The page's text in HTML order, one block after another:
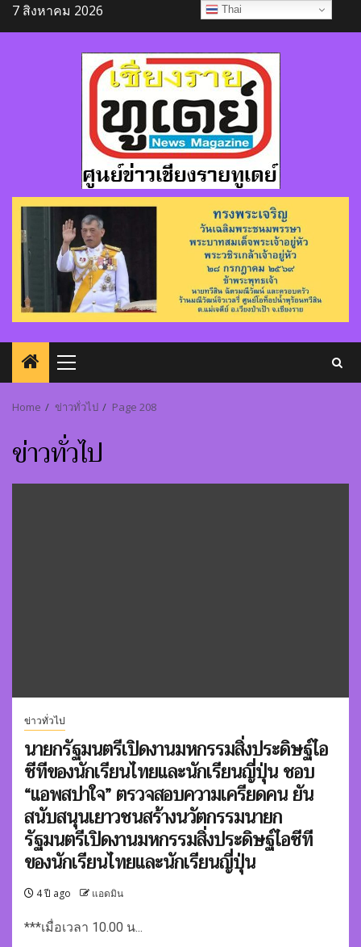
Skip
to
7 สิงหาคม 2026
Primary
Home ข่าวทั่วไป Page 208
ข่าวทั่วไป
ข่าวทั่วไป
นายกรัฐมนตรีเปิดงานมหกรรมสิ่งประดิษฐ์ไอ
ซีทีของนักเรียนไทยและนักเรียนญี่ปุ่นชอบ
“แอพสปาใจ” ตรวจสอบความเครียดคน ยัน
สนับสนุนเยาวชนสร้างนวัตกรรมนายก
รัฐมนตรีเปิดงานมหกรรมสิ่งประดิษฐ์ไอซีที
ของนักเรียนไทยและนักเรียนญี่ปุ่น
4 ปี ago แอดมิน
***เมื่อเวลา 10.00 น...
Thai